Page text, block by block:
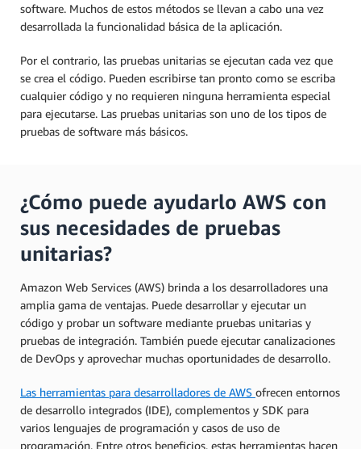
software. Muchos de estos métodos se llevan a cabo una vez
desarrollada la funcionalidad básica de la aplicación.
Por el contrario, las pruebas unitarias se ejecutan cada vez que
se crea el código. Pueden escribirse tan pronto como se escriba
cualquier código y no requieren ninguna herramienta especial
para ejecutarse. Las pruebas unitarias son uno de los tipos de
pruebas de software más básicos.
¿Cómo puede ayudarlo AWS con
sus necesidades de pruebas
unitarias?
Amazon Web Services (AWS) brinda a los desarrolladores una
amplia gama de ventajas. Puede desarrollar y ejecutar un
código y probar un software mediante pruebas unitarias y
pruebas de integración. También puede ejecutar canalizaciones
de DevOps y aprovechar muchas oportunidades de desarrollo.
Las herramientas para desarrolladores de AWS ofrecen entornos
de desarrollo integrados (IDE), complementos y SDK para
varios lenguajes de programación y casos de uso de
programación. Entre otros beneficios, estas herramientas hacen